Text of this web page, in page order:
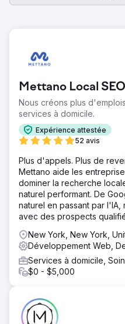
Mettano Local
Nous créons plus
services à domicile.
Expérience attestée
52 avis
Plus d'appels. Plus de
Mettano aide les
dominer la recherche
naturel performant. De
naturel en passant par l'IA,
avec des prospects
New York, New York,
Développement Web,
Services à domicile,
$0 - $5,000